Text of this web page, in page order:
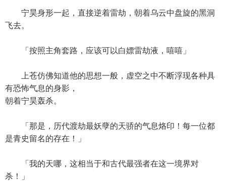
宁昊身形一起，直接逆着雷劫，朝着乌云中盘旋的黑洞
飞去。
「按照主角套路，应该可以白嫖雷劫液，嘻嘻」
上苍仿佛知道他的思想一般，虚空之中不断浮现各种具
有恐怖气息的身影，
朝着宁昊轰杀。
「那是，历代渡劫最妖孽的天骄的气息烙印！每一位都
是青史留名的存在！」
「我的天哪，这相当于和古代最强者在这一境界对
杀！」